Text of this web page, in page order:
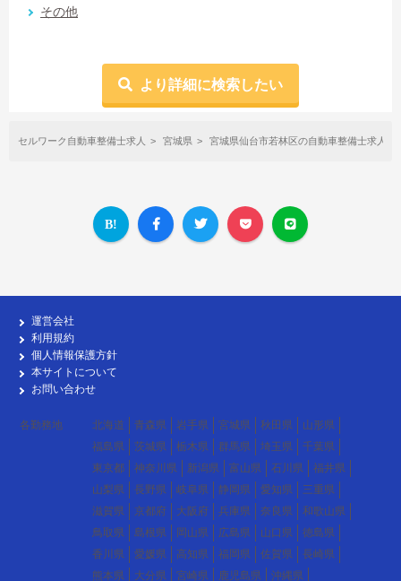
その他
より詳細に検索したい
セルワーク自動車整備士求人 宮城県 宮城県仙台市若林区の自動車整備士求人
運営会社
利用規約
個人情報保護方針
本サイトについて
お問い合わせ
各勤務地 北海道 青森県 岩手県 宮城県 秋田県
山形県
福島県
茨城県 栃木県 群馬県 埼玉県
千葉県
東京都
神奈川県 新潟県 富山県 石川県
福井県
山梨県
長野県 岐阜県 静岡県 愛知県
三重県
滋賀県
京都府 大阪府 兵庫県 奈良県
和歌山県
鳥取県
島根県 岡山県 広島県 山口県
徳島県
香川県
愛媛県 高知県 福岡県 佐賀県
長崎県
熊本県
大分県 宮崎県 鹿児島県 沖縄県